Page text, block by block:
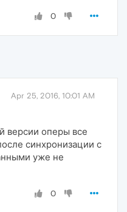
0
Apr 25, 2016, 10:01 AM
версии оперы все
синхронизации с
уже не
0